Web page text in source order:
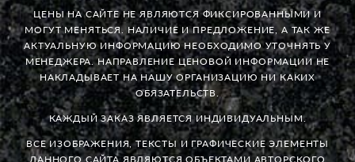
ЦЕНЫ НА САЙТЕ НЕ ЯВЛЯЮТСЯ ФИКСИРОВАННЫМИ И
МОГУТ МЕНЯТЬСЯ. НАЛИЧИЕ И ПРЕДЛОЖЕНИЕ, А ТАК ЖЕ
АКТУАЛЬНУЮ ИНФОРМАЦИЮ НЕОБХОДИМО УТОЧНЯТЬ У
МЕНЕДЖЕРА. НАПРАВЛЕНИЕ ЦЕНОВОЙ ИНФОРМАЦИИ НЕ
НАКЛАДЫВАЕТ НА НАШУ ОРГАНИЗАЦИЮ НИ КАКИХ
ОБЯЗАТЕЛЬСТВ.
КАЖДЫЙ ЗАКАЗ ЯВЛЯЕТСЯ ИНДИВИДУАЛЬНЫМ.
ВСЕ ИЗОБРАЖЕНИЯ, ТЕКСТЫ И ГРАФИЧЕСКИЕ ЭЛЕМЕНТЫ
ДАННОГО САЙТА ЯВЛЯЮТСЯ ОБЪЕКТАМИ АВТОРСКОГО